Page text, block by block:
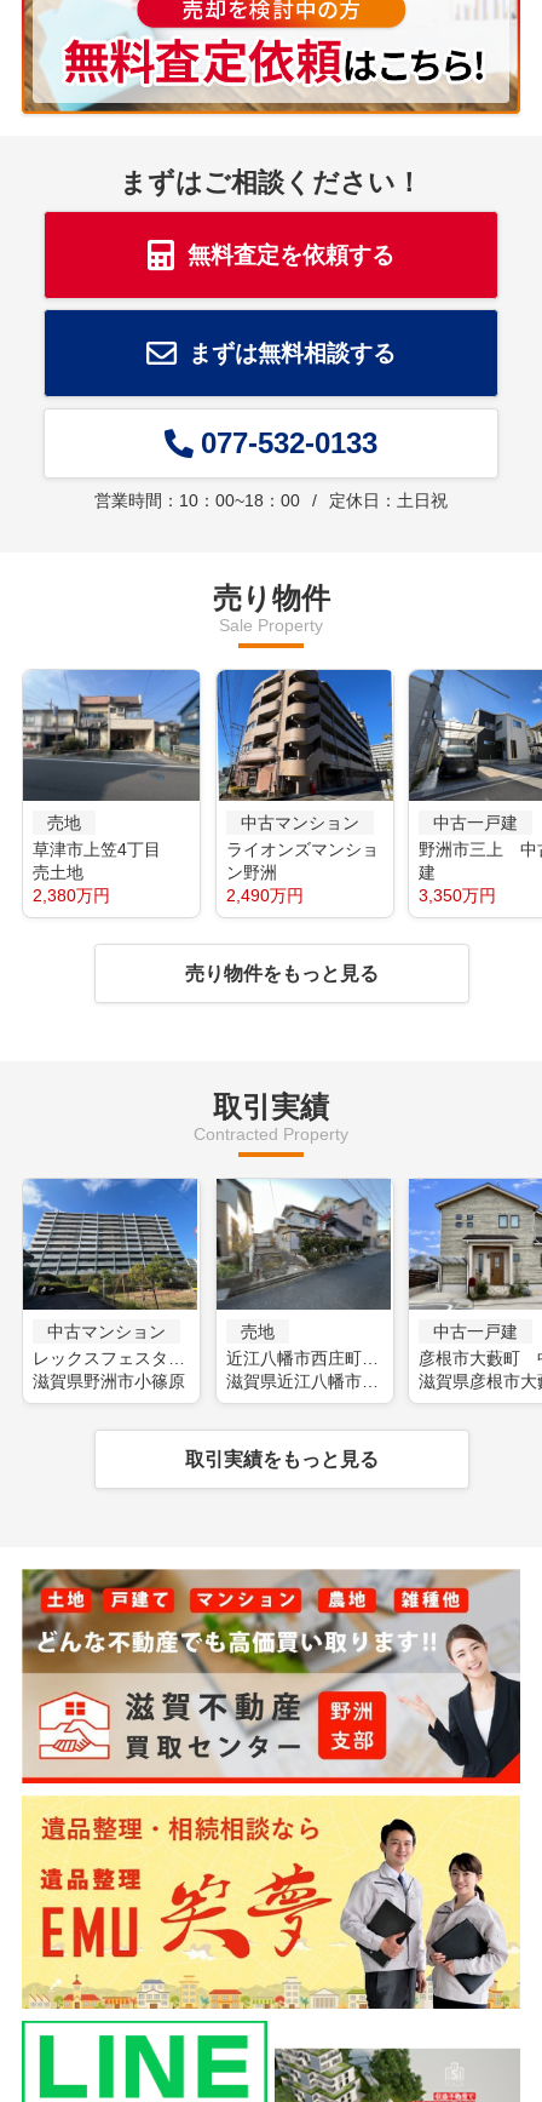
まずはご相談ください！
無料査定を依頼する
まずは無料相談する
077-532-0133
営業時間：10：00~18：00 定休日：土日祝
売り物件
Sale Property
売地
草津市上笠4丁目
売土地
2,380万円
中古マンション
ライオンズマンショ
ン野洲
2,490万円
中古一戸建
野洲市三上 中
建
3,350万円
売り物件をもっと見る
取引実績
Contracted Property
中古マンション
滋賀県野洲市小篠原
売地
近江八幡市西庄町 土地
滋賀県近江八幡市西庄町
中古一戸建
滋賀県彦根市大
取引実績をもっと見る